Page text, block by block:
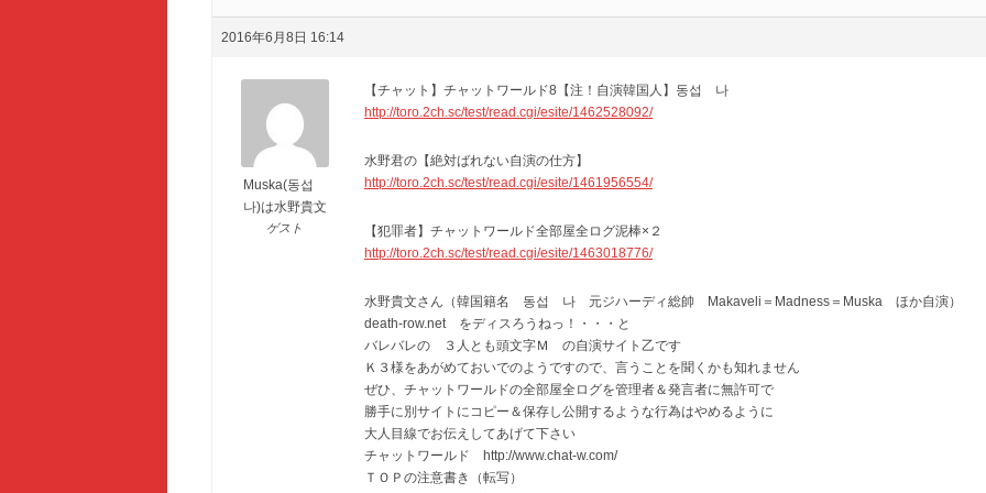
2016年6月8日 16:14
Muska(동섭
나)は水野貴文
ゲスト
【チャット】チャットワールド8【注！自演韓国人】동섭 나
http://toro.2ch.sc/test/read.cgi/esite/1462528092/
水野君の【絶対ばれない自演の仕方】
http://toro.2ch.sc/test/read.cgi/esite/1461956554/
【犯罪者】チャットワールド全部屋全ログ泥棒×２
http://toro.2ch.sc/test/read.cgi/esite/1463018776/
水野貴文さん（韓国籍名 동섭 나 元ジハーディ総帥 Makaveli＝Madness＝Muska ほか自演）
death-row.net をディスろうねっ！・・・と
バレバレの ３人とも頭文字Ｍ の自演サイト乙です
Ｋ３様をあがめておいでのようですので、言うことを聞くかも知れません
ぜひ、チャットワールドの全部屋全ログを管理者＆発言者に無許可で
勝手に別サイトにコピー＆保存し公開するような行為はやめるように
大人目線でお伝えしてあげて下さい
チャットワールド http://www.chat-w.com/
ＴＯＰの注意書き（転写）